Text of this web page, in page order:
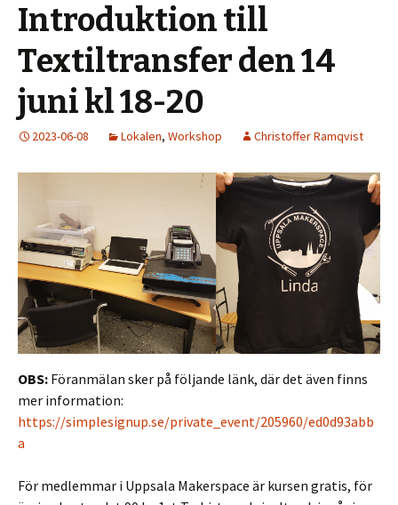
Introduktion till
Textiltransfer den 14
juni kl 18-20
2023-06-08 Lokalen, Workshop Christoffer Ramqvist
OBS: Föranmälan sker på följande länk, där det även finns
mer information:
https://simplesignup.se/private_event/205960/ed0d93abb
a
För medlemmar i Uppsala Makerspace är kursen gratis, för